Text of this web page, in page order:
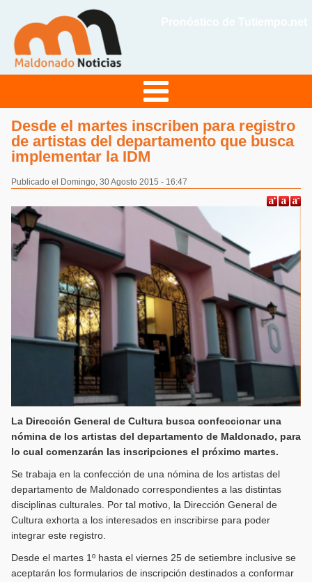
Desde el martes inscriben para registro
de artistas del departamento que busca
implementar la IDM
Publicado el Domingo, 30 Agosto 2015 - 16:47
La Dirección General de Cultura busca confeccionar una
nómina de los artistas del departamento de Maldonado, para
lo cual comenzarán las inscripciones el próximo martes.
Se trabaja en la confección de una nómina de los artistas del
departamento de Maldonado correspondientes a las distintas
disciplinas culturales. Por tal motivo, la Dirección General de
Cultura exhorta a los interesados en inscribirse para poder
integrar este registro.
Desde el martes 1º hasta el viernes 25 de setiembre inclusive se
aceptarán los formularios de inscripción destinados a conformar